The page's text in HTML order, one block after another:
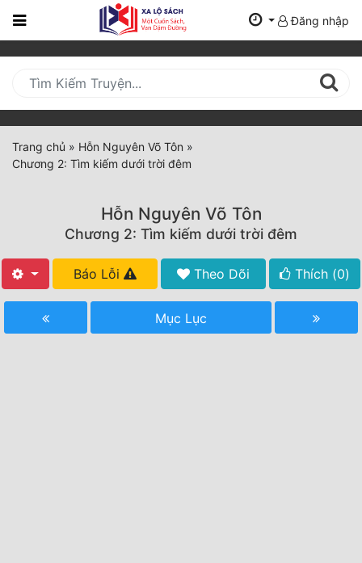
Trang
Mới
Cập
Nhật
(current)
Tất Cả
Hoàn Thành
Đăng nhập
Trang chủ » Hỗn Nguyên Võ Tôn »
Chương 2: Tìm kiếm dưới trời đêm
Hỗn Nguyên Võ Tôn
Chương 2: Tìm kiếm dưới trời đêm
Báo Lỗi Theo Dõi Thích (0)
Mục Lục